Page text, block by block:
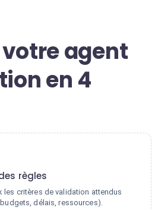
agent
en 4
règles
critères de validation attendus
délais, ressources).